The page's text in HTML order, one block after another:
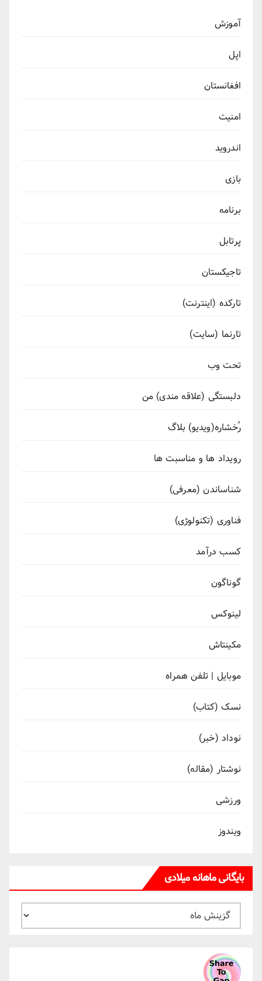
آموزش
اپل
افغانستان
امنیت
اندروید
بازی
برنامه
پرتابل
تاجیکستان
تارکده (اینترنت)
تارنما (سایت)
تحت وب
دلبستگی (علاقه مندی) من
رُخشاره(ویدیو) بلاگ
رویداد ها و مناسبت ها
شناساندن (معرفی)
فناوری (تکنولوژی)
کسب درآمد
گوناگون
لینوکس
مکینتاش
موبایل | تلفن همراه
نسک (کتاب)
نوداد (خبر)
نوشتار (مقاله)
ورزشی
ویندوز
بایگانی ماهانه میلادی
بایگانی
ماهانه